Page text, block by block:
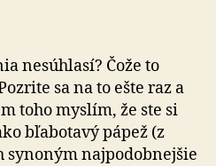
nesúhlasí? Čože to
sa na to ešte raz a
toho myslím, že ste si
bľabotavý pápež (z
synoným najpodobnejšie